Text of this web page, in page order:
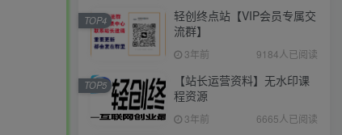
轻创终点站【VIP会员专属交
流群】
3年前 9184人已阅读
TOP4
【站长运营资料】无水印课
程资源
3年前 6665人已阅读
TOP5